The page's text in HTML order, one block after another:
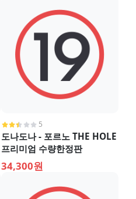
5
도나도나 - 포르노 THE HOLE
프리미엄 수량한정판
34,300원